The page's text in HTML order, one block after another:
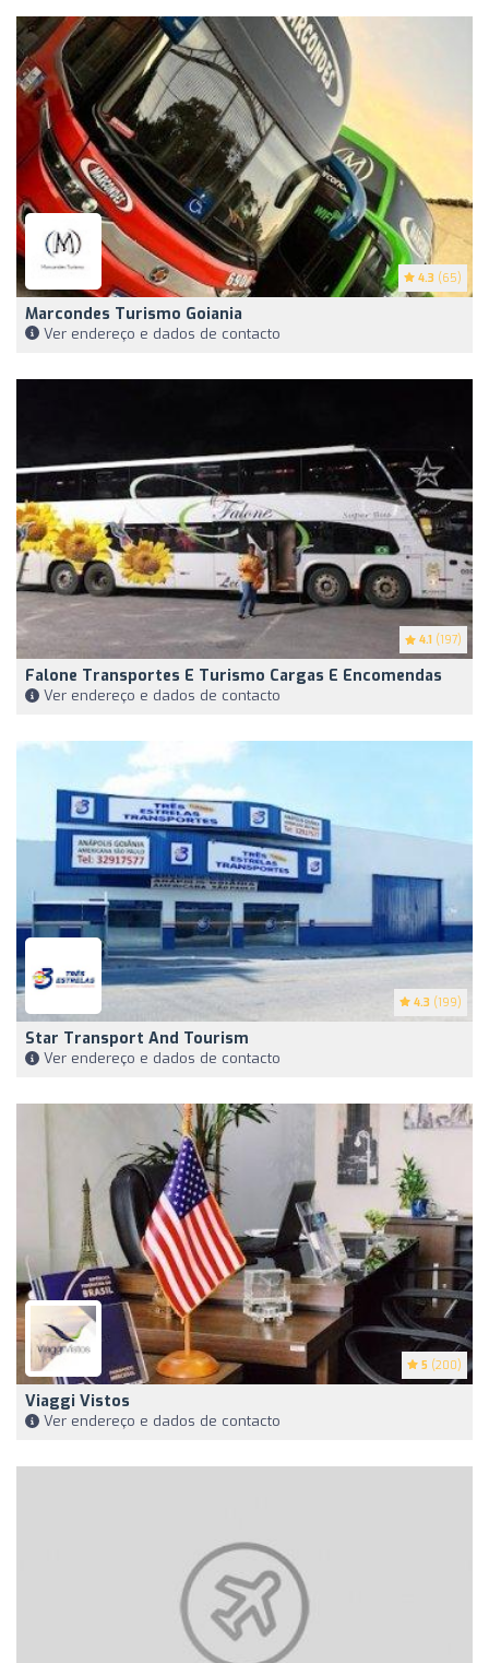
4.3 (65)
Marcondes Turismo Goiania
Ver endereço e dados de contacto
4.1 (197)
Falone Transportes E Turismo Cargas E Encomendas
Ver endereço e dados de contacto
4.3 (199)
Star Transport And Tourism
Ver endereço e dados de contacto
5 (200)
Viaggi Vistos
Ver endereço e dados de contacto